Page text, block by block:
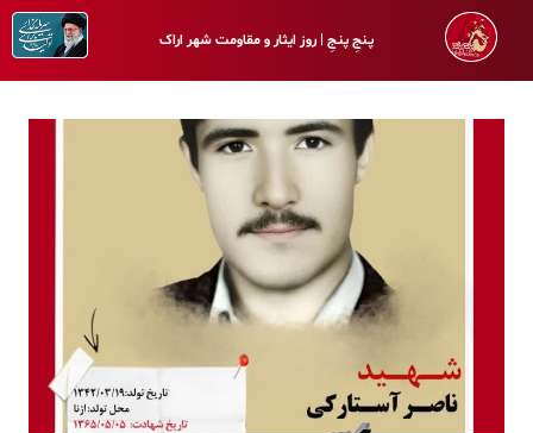
پـنجِ پنـجِ | روز ایثار و مقاومت شهر اراک